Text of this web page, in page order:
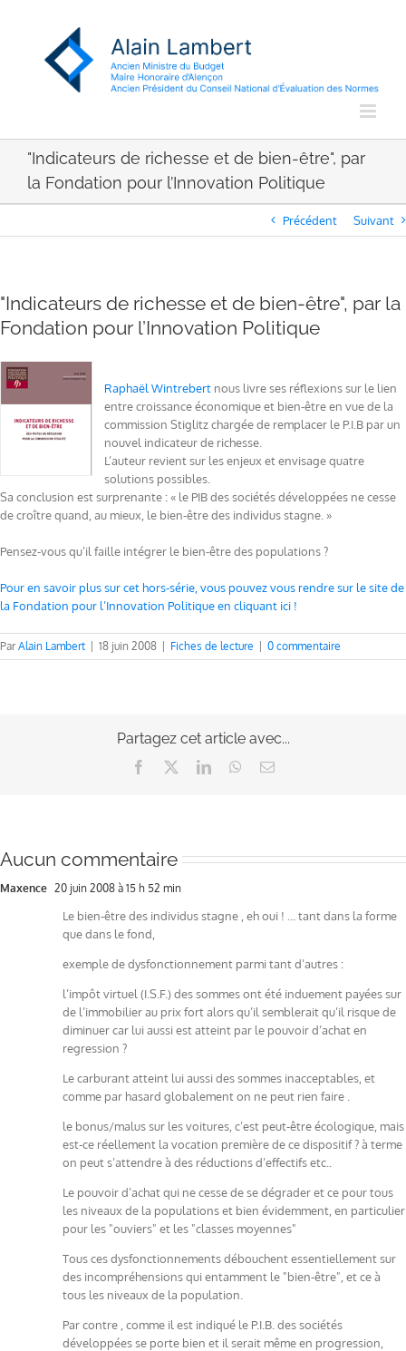
"Indicateurs de richesse et de bien-être", par
la Fondation pour l’Innovation Politique
Précédent Suivant
"Indicateurs de richesse et de bien-être", par la
Fondation pour l’Innovation Politique
Raphaël Wintrebert nous livre ses réflexions sur le lien
entre croissance économique et bien-être en vue de la
commission Stiglitz chargée de remplacer le P.I.B par un
nouvel indicateur de richesse.
L’auteur revient sur les enjeux et envisage quatre
solutions possibles.
Sa conclusion est surprenante : « le PIB des sociétés développées ne cesse
de croître quand, au mieux, le bien-être des individus stagne. »
Pensez-vous qu’il faille intégrer le bien-être des populations ?
Pour en savoir plus sur cet hors-série, vous pouvez vous rendre sur le site de
la Fondation pour l’Innovation Politique en cliquant ici !
ParAlain Lambert 18 juin 2008 Fiches de lecture 0 commentaire
Partagez cet article avec...
Facebook LinkedInWhatsApp
Email
Aucun commentaire
Maxence 20 juin 2008 à 15 h 52 min
Le bien-être des individus stagne , eh oui ! … tant dans la forme
que dans le fond,
exemple de dysfonctionnement parmi tant d’autres :
l’impôt virtuel (I.S.F.) des sommes ont été induement payées sur
de l’immobilier au prix fort alors qu’il semblerait qu’il risque de
diminuer car lui aussi est atteint par le pouvoir d’achat en
regression ?
Le carburant atteint lui aussi des sommes inacceptables, et
comme par hasard globalement on ne peut rien faire .
le bonus/malus sur les voitures, c’est peut-être écologique, mais
est-ce réellement la vocation première de ce dispositif ? à terme
on peut s’attendre à des réductions d’effectifs etc..
Le pouvoir d’achat qui ne cesse de se dégrader et ce pour tous
les niveaux de la populations et bien évidemment, en particulier
pour les "ouviers" et les "classes moyennes"
Tous ces dysfonctionnements débouchent essentiellement sur
des incompréhensions qui entamment le "bien-être", et ce à
tous les niveaux de la population.
Par contre , comme il est indiqué le P.I.B. des sociétés
développées se porte bien et il serait même en progression,